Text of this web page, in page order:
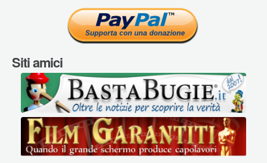
Siti amici